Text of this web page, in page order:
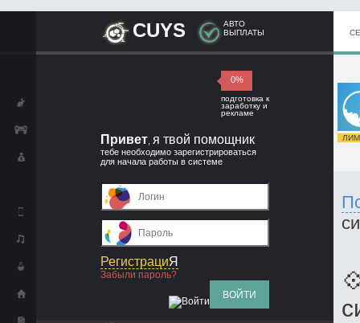
CUYS
АВТО
ВЫПЛАТЫ
0%
подготовка к
заработку и
рекламе
Привет я твой помощник
тебе необходимо зарегистрироваться
для начала работы в системе
РегистрациЯ
Забыли пароль?
ВОЙТИ